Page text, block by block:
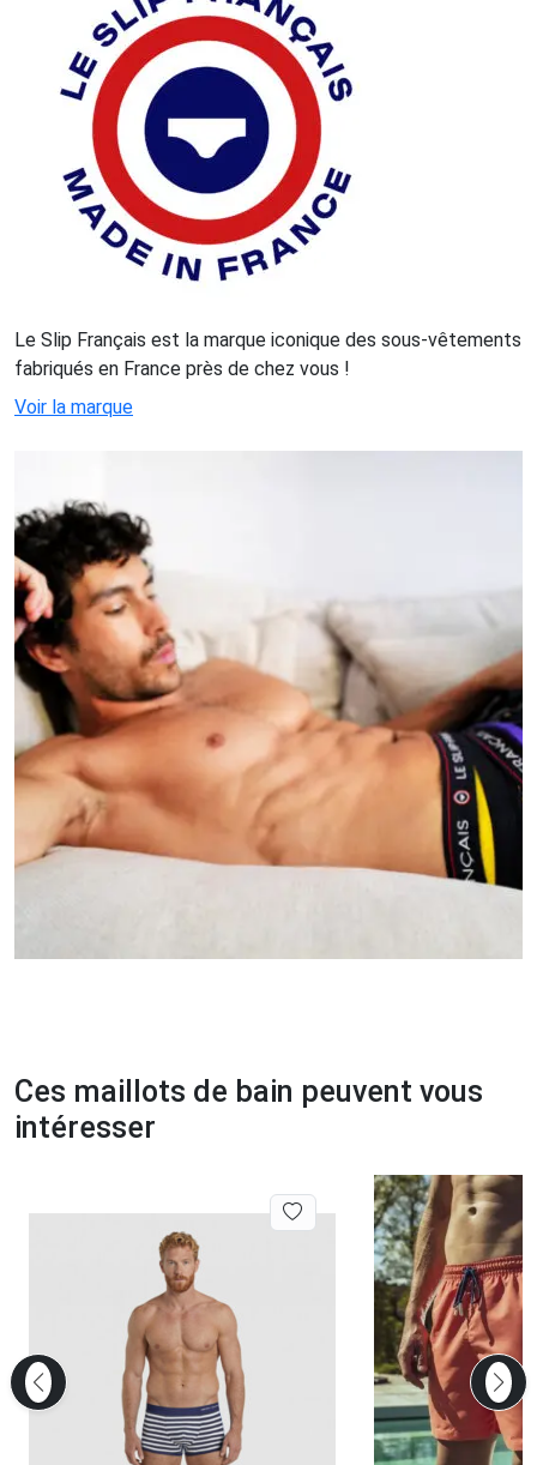
Le Slip Français est la marque iconique des sous-vêtements
fabriqués en France près de chez vous !
Voir la marque
Ces maillots de bain peuvent vous
intéresser